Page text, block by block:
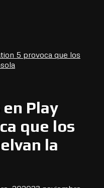
5 provoca que los
Play
que los
la